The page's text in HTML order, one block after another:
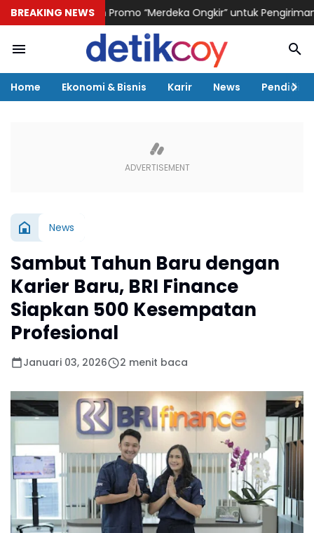
BREAKING NEWS
Hadirkan Promo “Merdeka Ongkir” untuk Pengiriman Paket
Home Ekonomi & Bisnis Karir News
News
Sambut Tahun Baru dengan
Karier Baru, BRI Finance
Siapkan 500 Kesempatan
Profesional
Januari 03, 2026 2 menit baca